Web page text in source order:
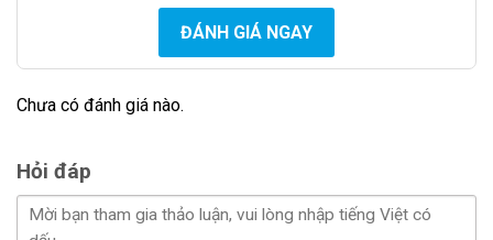
2. Tính Năng Nổi Bật Của Camera Hành
📹 Ghi Hình 2K Sắc Nét, Nâng Cấp Mạnh Mẽ So Với
M300
ĐÁNH GIÁ NGAY
Chưa có đánh giá nào.
Hỏi đáp